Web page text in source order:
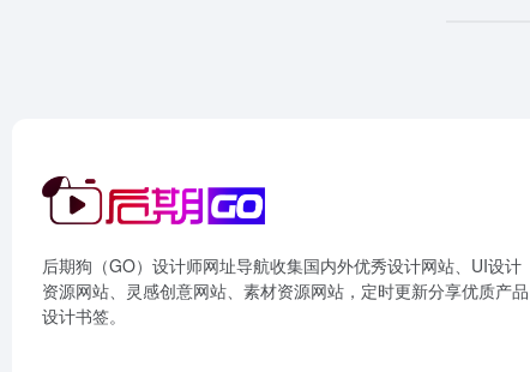
后期狗（GO）设计师网址导航收集国内外优秀设计网站、UI设计
资源网站、灵感创意网站、素材资源网站，定时更新分享优质产品
设计书签。